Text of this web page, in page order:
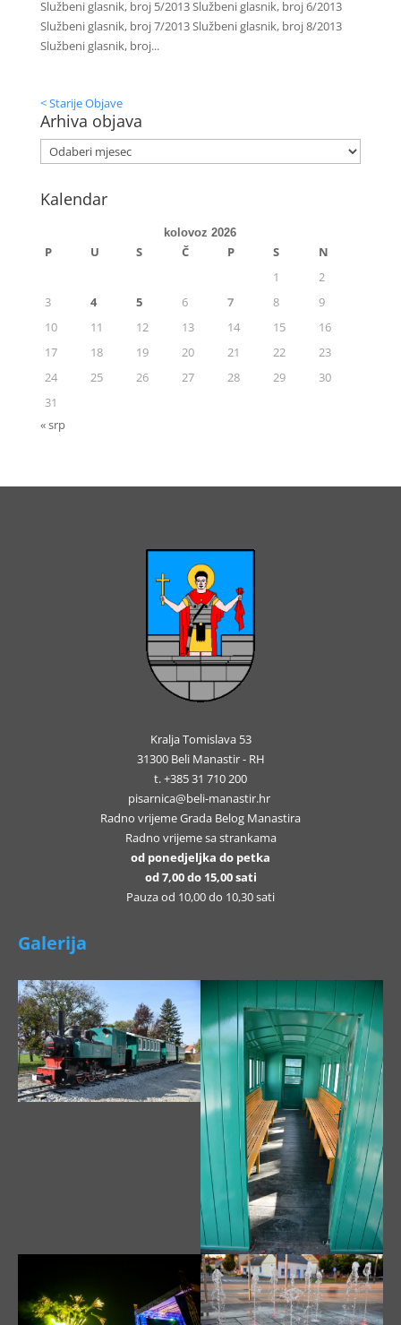
Službeni glasnik, broj 5/2013 Službeni glasnik, broj 6/2013
Službeni glasnik, broj 7/2013 Službeni glasnik, broj 8/2013
Službeni glasnik, broj...
< Starije Objave
Arhiva objava
Kalendar
kolovoz 2026
P U S Č P S
N
1
2
3
4 5 6 7 8
9
10
11 12 13 14 15
16
17
18 19 20 21 22
23
24
25 26 27 28 29
30
31
« srp
Kralja Tomislava 53
31300 Beli Manastir - RH
t. +385 31 710 200
pisarnica@beli-manastir.hr
Radno vrijeme Grada Belog Manastira
Radno vrijeme sa strankama
od ponedjeljka do petka
od 7,00 do 15,00 sati
Pauza od 10,00 do 10,30 sati
Galerija